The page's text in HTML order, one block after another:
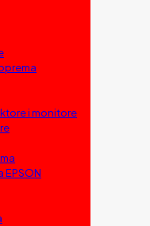
i monitore
EPSON